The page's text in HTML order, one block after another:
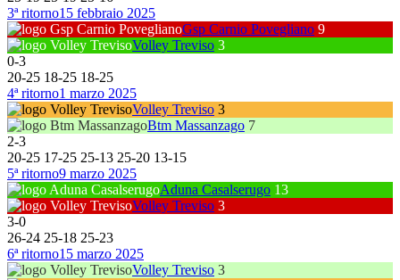
3ª ritorno15 febbraio 2025
Gsp Carnio Povegliano 9
Volley Treviso 3
0-3
20-25 18-25 18-25
4ª ritorno1 marzo 2025
Volley Treviso 3
Btm Massanzago 7
2-3
20-25 17-25 25-13 25-20 13-15
5ª ritorno9 marzo 2025
Aduna Casalserugo 13
Volley Treviso 3
3-0
26-24 25-18 25-23
6ª ritorno15 marzo 2025
Volley Treviso 3